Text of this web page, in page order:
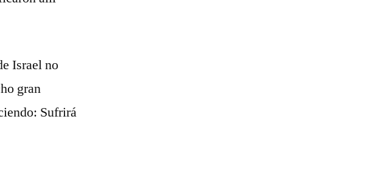
Israel no
gran
Sufrirá